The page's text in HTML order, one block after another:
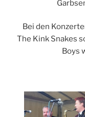
Bei den
The Kink Snakes
Boys